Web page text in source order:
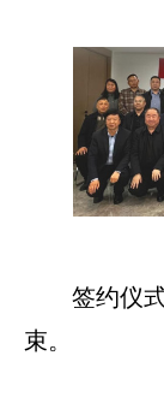
签约仪
束。